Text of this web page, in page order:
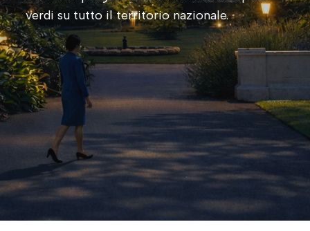
verdi su tutto il territorio nazionale.